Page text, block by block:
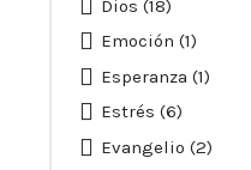
Dios (18)
Emoción (1)
Esperanza (1)
Estrés (6)
Evangelio (2)